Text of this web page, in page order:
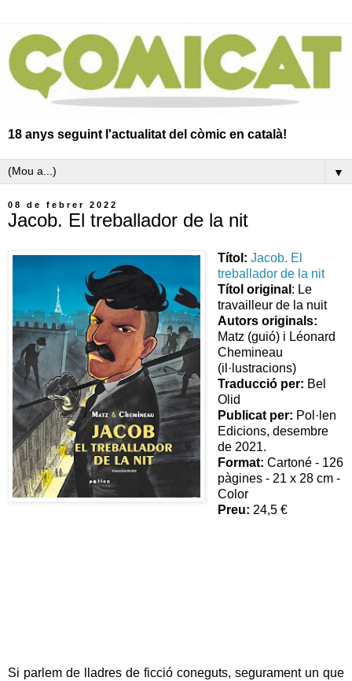
18 anys seguint l'actualitat del còmic en català!
▼
08 de febrer 2022
Jacob. El treballador de la nit
Títol: Jacob. El
treballador de la nit
Títol original : Le
travailleur de la nuit
Autors originals:
Matz (guió) i Léonard
Chemineau
(il·lustracions)
Traducció per: Bel
Olid
Publicat per: Pol·len
Edicions, desembre
de 2021.
Format: Cartoné - 126
pàgines - 21 x 28 cm -
Color
Preu: 24,5 €
Si parlem de lladres de ficció coneguts, segurament un que